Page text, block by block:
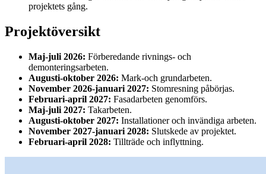
projektets gång.
Projektöversikt
Maj-juli 2026: Förberedande rivnings- och
demonteringsarbeten.
Augusti-oktober 2026: Mark-och grundarbeten.
November 2026-januari 2027: Stomresning påbörjas.
Februari-april 2027: Fasadarbeten genomförs.
Maj-juli 2027: Takarbeten.
Augusti-oktober 2027: Installationer och invändiga arbeten.
November 2027-januari 2028: Slutskede av projektet.
Februari-april 2028: Tillträde och inflyttning.